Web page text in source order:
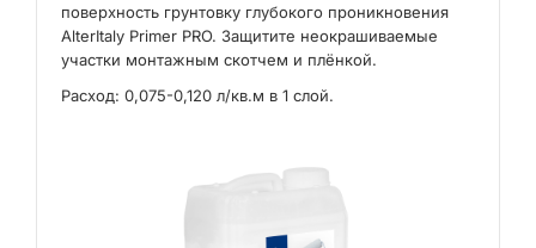
поверхность грунтовку глубокого проникновения
AlterItaly Primer PRO. Защитите неокрашиваемые
участки монтажным скотчем и плёнкой.
Расход: 0,075-0,120 л/кв.м в 1 слой.